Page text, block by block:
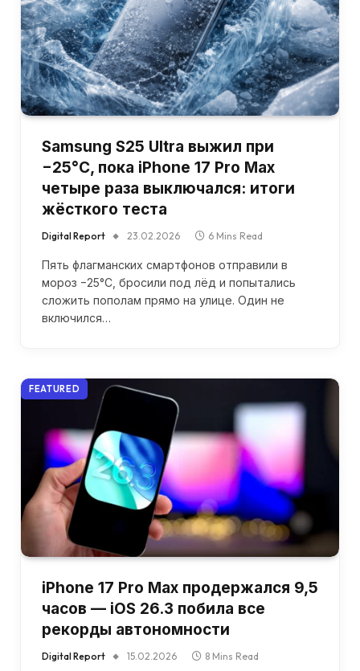
Samsung S25 Ultra выжил при
−25°C, пока iPhone 17 Pro Max
четыре раза выключался: итоги
жёсткого теста
Digital Report 23.02.2026 6 Mins Read
Пять флагманских смартфонов отправили в
мороз −25°C, бросили под лёд и попытались
сложить пополам прямо на улице. Один не
включился…
FEATURED
iPhone 17 Pro Max продержался 9,5
часов — iOS 26.3 побила все
рекорды автономности
Digital Report 15.02.2026 8 Mins Read